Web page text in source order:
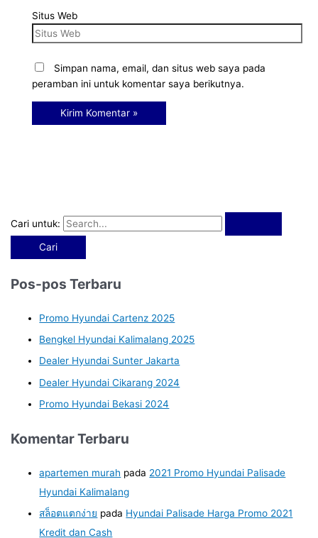
Cari untuk:
Pos-pos Terbaru
Promo Hyundai Cartenz 2025
Bengkel Hyundai Kalimalang 2025
Dealer Hyundai Sunter Jakarta
Dealer Hyundai Cikarang 2024
Promo Hyundai Bekasi 2024
Komentar Terbaru
apartemen murah pada 2021 Promo Hyundai Palisade
Hyundai Kalimalang
สล็อตแตกง่าย pada Hyundai Palisade Harga Promo 2021
Kredit dan Cash
Situs Web
Simpan nama, email, dan situs web saya pada
peramban ini untuk komentar saya berikutnya.